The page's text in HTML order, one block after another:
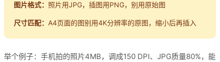
图片格式： 照片用JPG，插图用PNG，别用原始图
尺寸匹配： A4页面的图别用4K分辨率的原图，缩小后再插入
举个例子：手机拍的照片4MB，调成150 DPI、JPG质量80%，能